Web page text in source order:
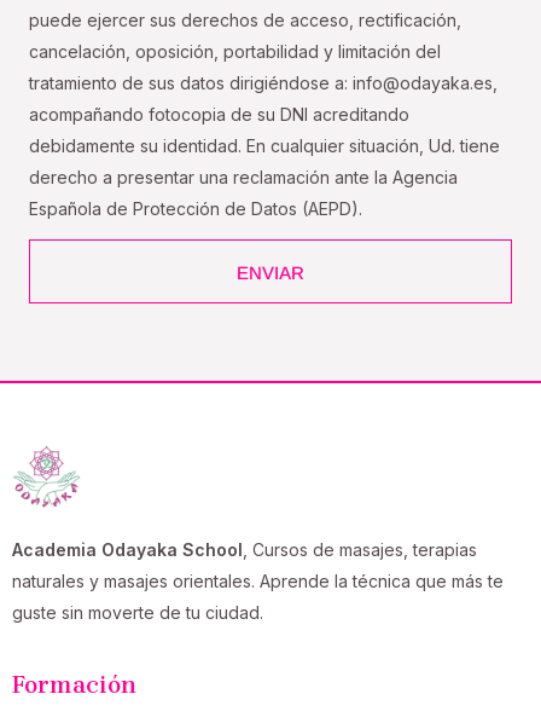
puede ejercer sus derechos de acceso, rectificación,
cancelación, oposición, portabilidad y limitación del
tratamiento de sus datos dirigiéndose a: info@odayaka.es,
acompañando fotocopia de su DNI acreditando
debidamente su identidad. En cualquier situación, Ud. tiene
derecho a presentar una reclamación ante la Agencia
Española de Protección de Datos (AEPD).
ENVIAR
Academia Odayaka School , Cursos de masajes, terapias
naturales y masajes orientales. Aprende la técnica que más te
guste sin moverte de tu ciudad.
Formación